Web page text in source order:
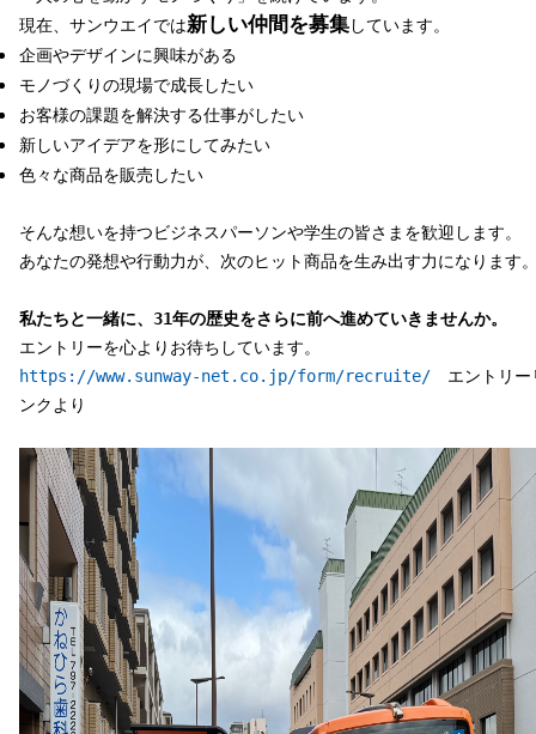
現在、サンウエイでは新しい仲間を募集しています。
企画やデザインに興味がある
モノづくりの現場で成長したい
お客様の課題を解決する仕事がしたい
新しいアイデアを形にしてみたい
色々な商品を販売したい
そんな想いを持つビジネスパーソンや学生の皆さまを歓迎します。
あなたの発想や行動力が、次のヒット商品を生み出す力になります
私たちと一緒に、31年の歴史をさらに前へ進めていきませんか。
エントリーを心よりお待ちしています。
https://www.sunway-net.co.jp/form/recruite/ エントリー
ンクより